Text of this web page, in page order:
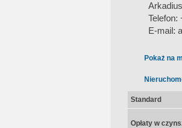
Telefon:
E-mail:
Pokaż na
Standard
Opłaty w